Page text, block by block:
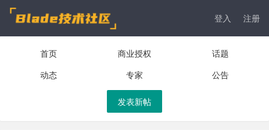
登入 注册
首页 商业授权
话题
动态
专家 公告
发表新帖